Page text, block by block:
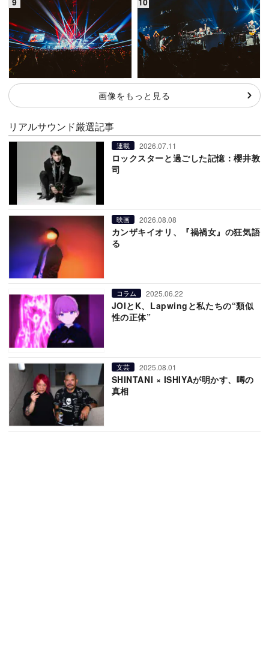
画像をもっと見る
リアルサウンド厳選記事
連載 2026.07.11
ロックスターと過ごした記憶：櫻井敦
司
映画 2026.08.08
カンザキイオリ、『禍禍女』の狂気語
る
コラム 2025.06.22
JOIとK、Lapwingと私たちの“類似
性の正体”
文芸 2025.08.01
SHINTANI × ISHIYAが明かす、噂の
真相